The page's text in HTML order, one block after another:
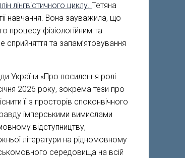
лінгвістичного циклу. Тетяна
навчання. Вона зауважила, що
процесу фізіологійним та
сприйняття та запам’ятовування
України «Про посилення ролі
2026 року, зокрема тези про
її з просторів споконвічного
імперськими вимислами
відступництву,
літератури на рідномовному
середовища на всій